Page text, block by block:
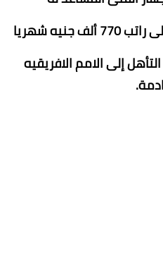
شهريا
إلى الامم الافريقيه